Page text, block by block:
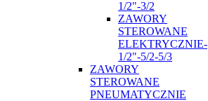
1/2"-3/2
ZAWORY
STEROWANE
ELEKTRYCZNIE-
1/2"-5/2-5/3
ZAWORY
STEROWANE
PNEUMATYCZNIE